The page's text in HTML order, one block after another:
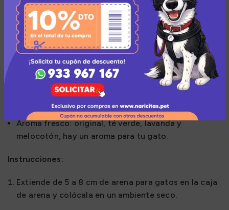
Desechable: la arena para gatos de tofu se puede
tirar al inodoro, se puede disolver en agua, es más
segura y respetuosa con el medio ambiente.
Parte inferior no adhesiva: absorbe el agua después
de hincharse, parte inferior no adhesiva fácil de
limpiar.
Casi libre de polvo: estar libre de polvo puede
prevenir las alergias a los gatos.
Aroma fresco: original, té verde, lavanda y
melocotón, hay un aroma para tu gato.
Instrucciones:
Extiende de 5 a 8 cm de arena para gatos en la caja
de arena y colócala en un ambiente seco.